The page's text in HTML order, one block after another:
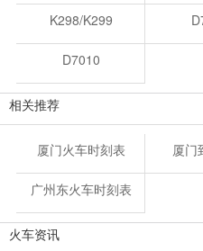
K298/K299
D7010
相关推荐
厦门火车时刻表 厦门
广州东火车时刻表
火车资讯